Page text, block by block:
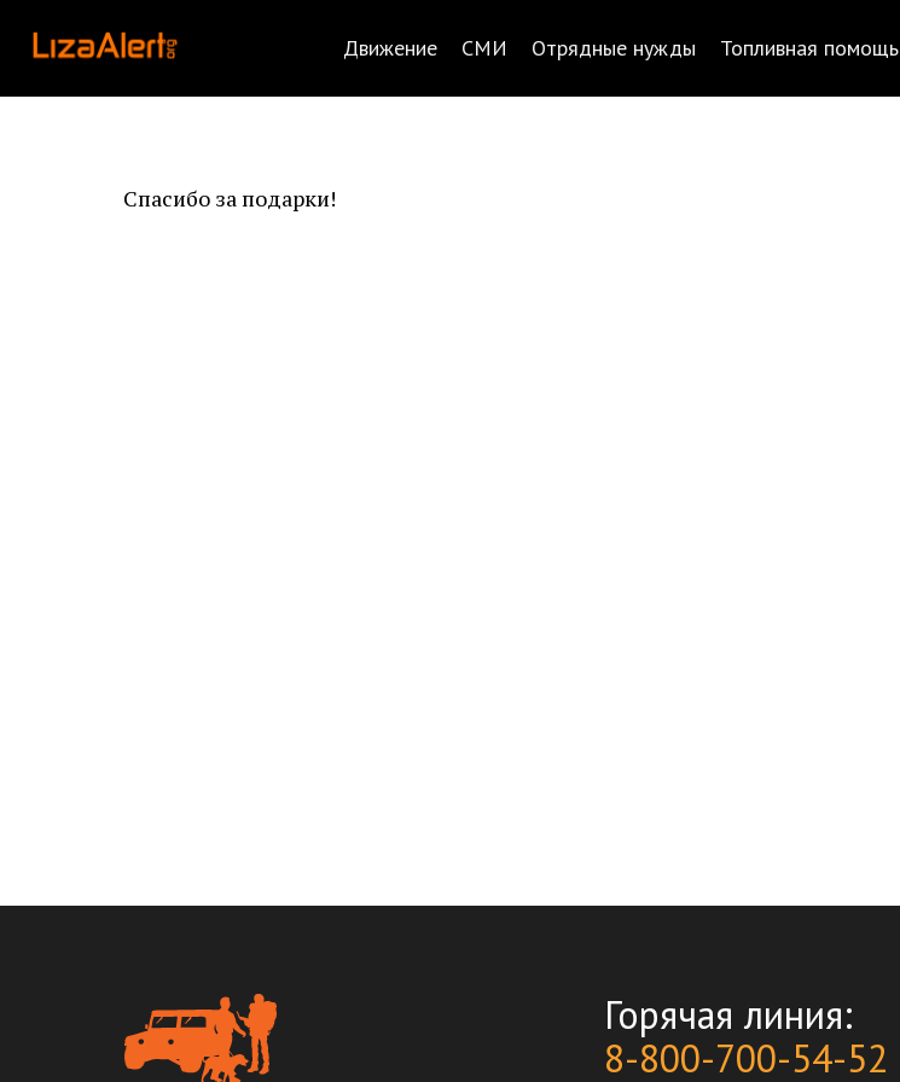
Движение СМИ Отрядные нужды Топливная помощь
Спасибо за подарки!
Горячая линия:
8-800-700-54-52